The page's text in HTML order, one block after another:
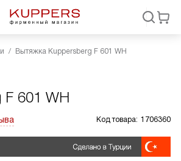
Вытяжка Kuppersberg F 601 WH
F 601 WH
Код товара: 1706360